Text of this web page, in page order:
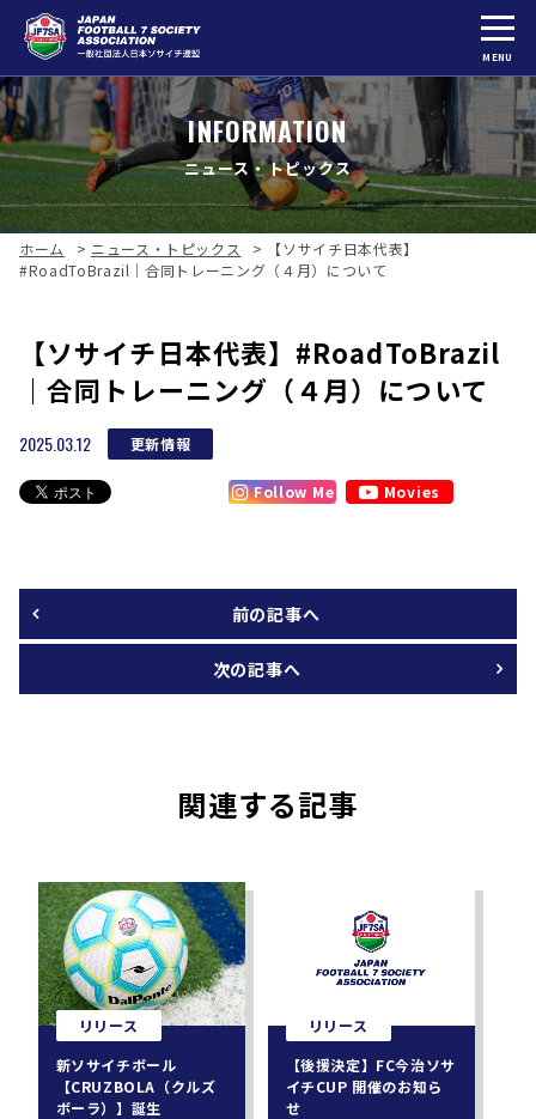
MENU
INFORMATION
ニュース・トピックス
ホーム > ニュース・トピックス >
【ソサイチ日本代表】
#RoadToBrazil｜合同トレーニング（４月）について
【ソサイチ日本代表】#RoadToBrazil
｜合同トレーニング（４月）について
2025.03.12 更新情報
Follow Me Movies
前の記事へ
次の記事へ
関連する記事
リリース
新ソサイチボール
【CRUZBOLA（クルズ
ボーラ）】誕生
リリース
【後援決定】FC今治ソサ
イチCUP 開催のお知ら
せ